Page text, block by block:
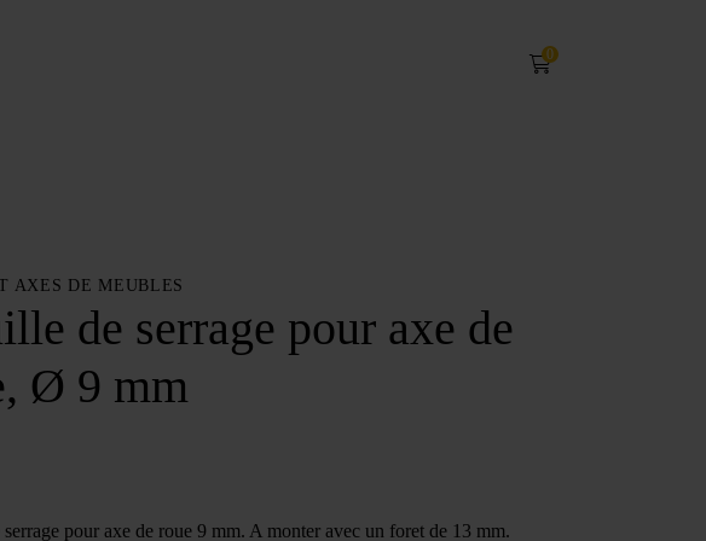
0
AXES DE MEUBLES
de serrage pour axe de
Ø 9 mm
pour axe de roue 9 mm. A monter avec un foret de 13 mm.